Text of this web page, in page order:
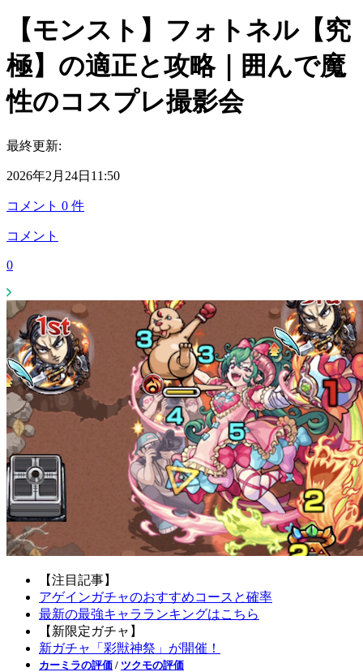
【モンスト】フォトネル【究
極】の適正と攻略｜囲んで魔
性のコスプレ撮影会
最終更新:
2026年2月24日11:50
コメント 0 件
コメント
0
【注目記事】
アゲインガチャのおすすめコースと確率
最新の最強キャラランキングはこちら
【新限定ガチャ】
新ガチャ「彩獣神祭」が開催！
カーミラの評価 / ツクモの評価